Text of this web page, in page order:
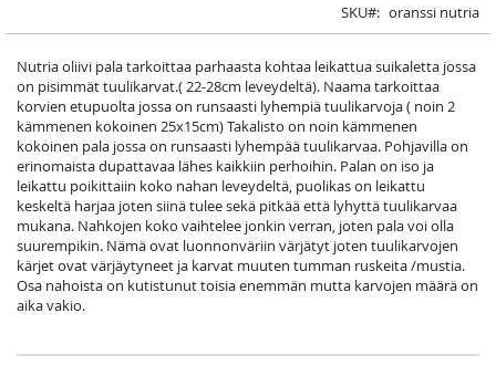
SKU
oranssi nutria
Nutria oliivi pala tarkoittaa parhaasta kohtaa leikattua suikaletta jossa
on pisimmät tuulikarvat.( 22-28cm leveydeltä). Naama tarkoittaa
korvien etupuolta jossa on runsaasti lyhempiä tuulikarvoja ( noin 2
kämmenen kokoinen 25x15cm) Takalisto on noin kämmenen
kokoinen pala jossa on runsaasti lyhempää tuulikarvaa. Pohjavilla on
erinomaista dupattavaa lähes kaikkiin perhoihin. Palan on iso ja
leikattu poikittaiin koko nahan leveydeltä, puolikas on leikattu
keskeltä harjaa joten siinä tulee sekä pitkää että lyhyttä tuulikarvaa
mukana. Nahkojen koko vaihtelee jonkin verran, joten pala voi olla
suurempikin. Nämä ovat luonnonväriin värjätyt joten tuulikarvojen
kärjet ovat värjäytyneet ja karvat muuten tumman ruskeita /mustia.
Osa nahoista on kutistunut toisia enemmän mutta karvojen määrä on
aika vakio.
the
images
gallery